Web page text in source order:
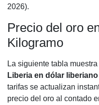
2026).
Precio del oro
Kilogramo
La siguiente tabla
Liberia en dólar
tarifas se actualizan
precio del oro al contado